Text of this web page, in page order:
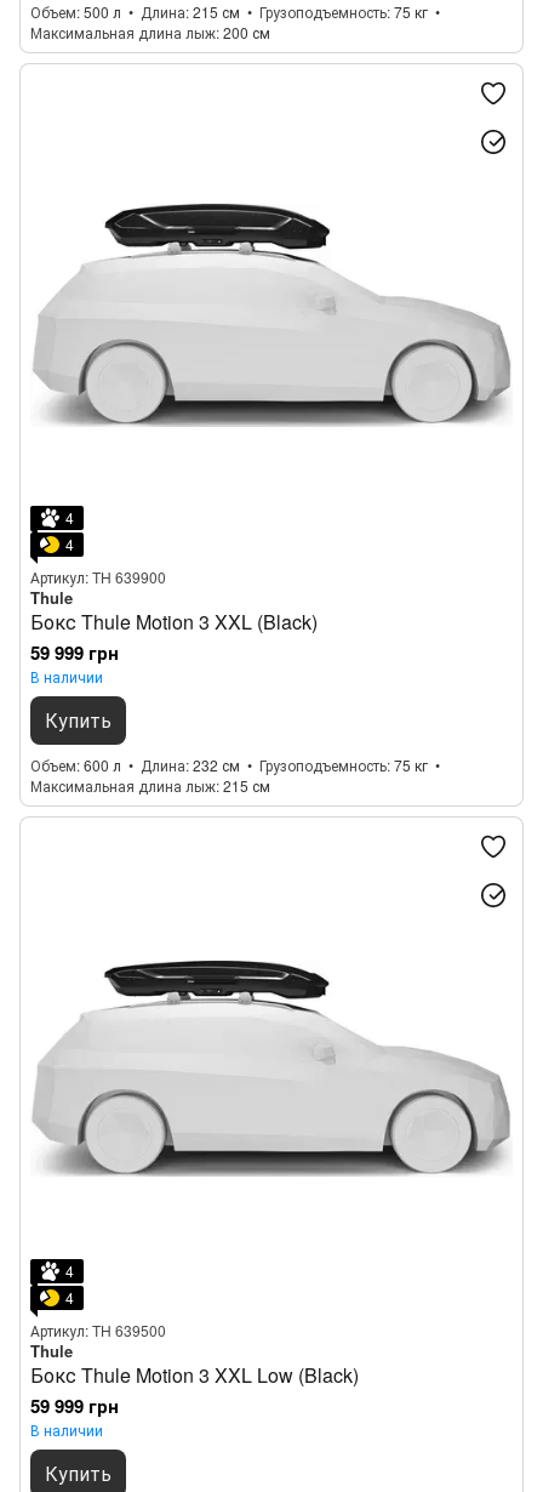
Объем 500 л Длина 215 см Грузоподъемность 75 кг
Максимальная длина лыж 200 см
4
4
Артикул: TH 639900
Thule
Бокс Thule Motion 3 XXL (Black)
59 999 грн
В наличии
Купить
Объем 600 л Длина 232 см Грузоподъемность 75 кг
Максимальная длина лыж 215 см
4
4
Артикул: TH 639500
Thule
Бокс Thule Motion 3 XXL Low (Black)
59 999 грн
В наличии
Купить